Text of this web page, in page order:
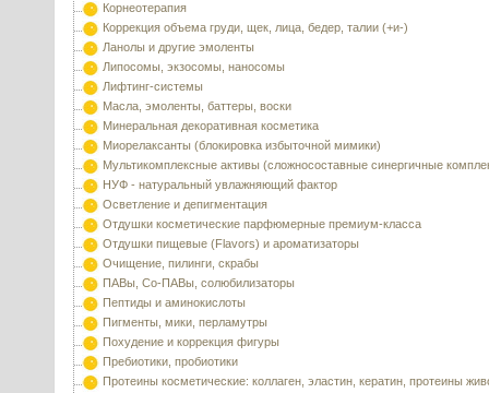
Корнеотерапия
Коррекция объема груди, щек, лица, бедер, талии (+и-)
Ланолы и другие эмоленты
Липосомы, экзосомы, наносомы
Лифтинг-системы
Масла, эмоленты, баттеры, воски
Минеральная декоративная косметика
Миорелаксанты (блокировка избыточной мимики)
Мультикомплексные активы (сложносоставные синергичные
НУФ - натуральный увлажняющий фактор
Осветление и депигментация
Отдушки косметические парфюмерные премиум-класса
Отдушки пищевые (Flavors) и ароматизаторы
Очищение, пилинги, скрабы
ПАВы, Со-ПАВы, солюбилизаторы
Пептиды и аминокислоты
Пигменты, мики, перламутры
Похудение и коррекция фигуры
Пребиотики, пробиотики
Протеины косметические: коллаген, эластин, кератин, протеины